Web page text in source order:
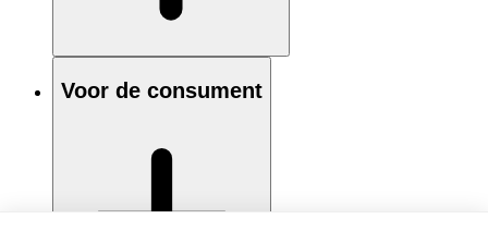
Voor de consument